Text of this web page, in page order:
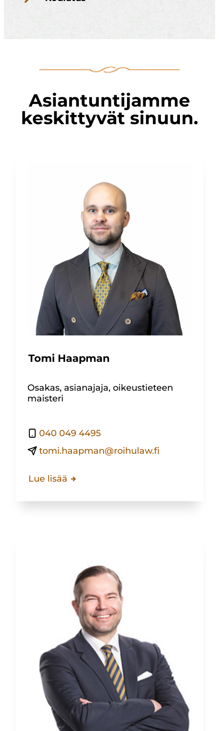
Asiantuntijamme
keskittyvät sinuun.
Tomi Haapman
Osakas, asianajaja, oikeustieteen
maisteri
040 049 4495
tomi.haapman@roihulaw.fi
Lue lisää